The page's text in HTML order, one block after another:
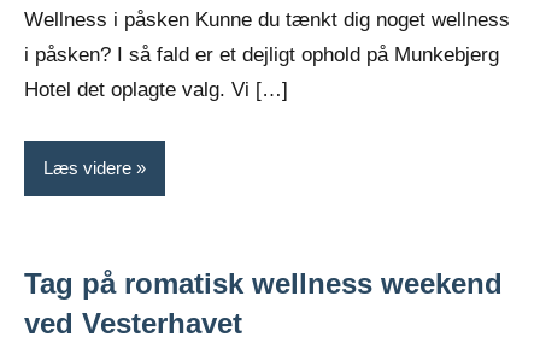
Wellness i påsken Kunne du tænkt dig noget wellness
i påsken? I så fald er et dejligt ophold på Munkebjerg
Hotel det oplagte valg. Vi […]
Læs videre
Tag på romatisk wellness weekend
ved Vesterhavet